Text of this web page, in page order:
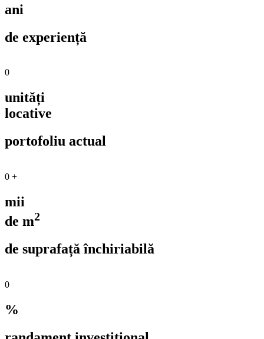
ani
de experiență
0
unități
locative
portofoliu actual
0 +
mii
de m2
de suprafață închiriabilă
0
%